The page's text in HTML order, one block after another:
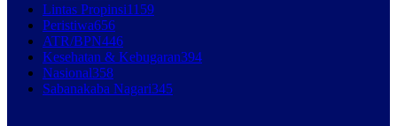
Lintas Propinsi1159
Peristiwa656
ATR/BPN446
Kesehatan & Kebugaran394
Nasional358
Sabanakaba Nagari345